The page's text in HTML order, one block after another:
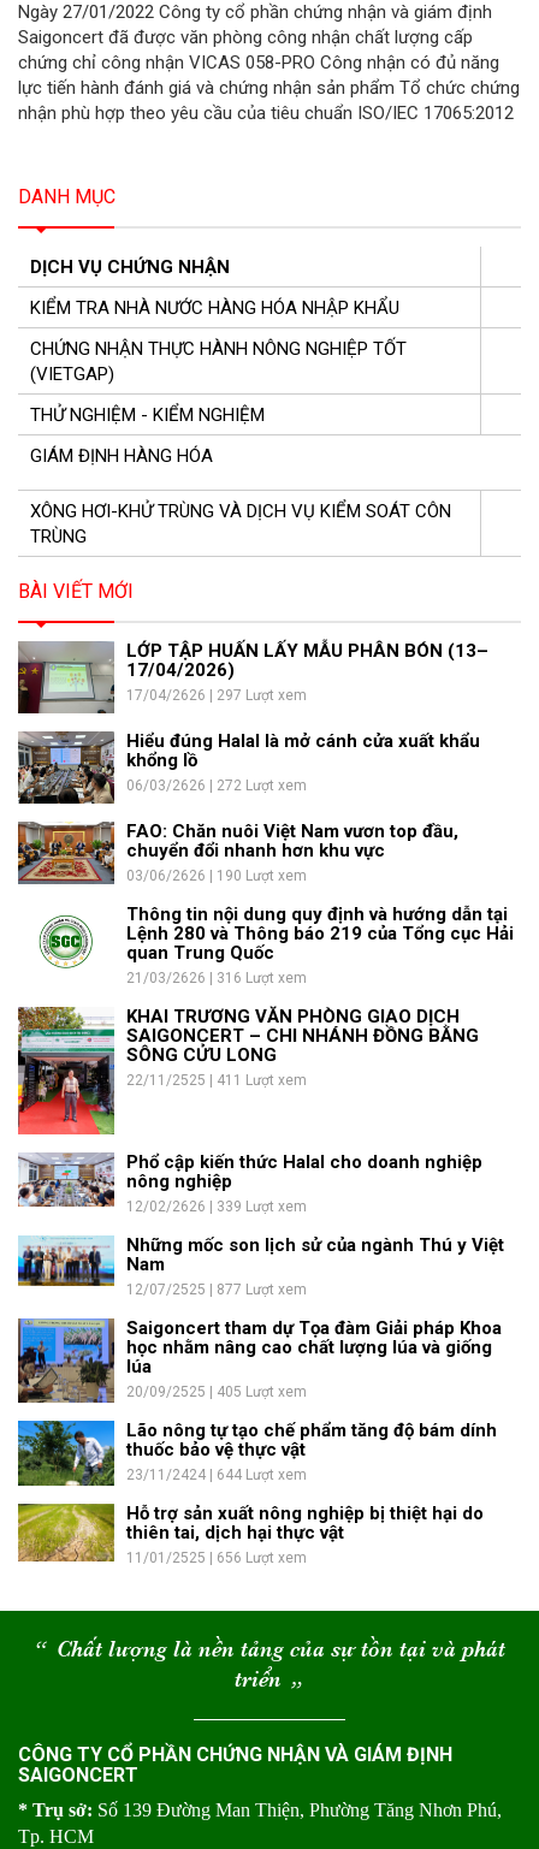
Ngày 27/01/2022 Công ty cổ phần chứng nhận và giám định
Saigoncert đã được văn phòng công nhận chất lượng cấp
chứng chỉ công nhận VICAS 058-PRO Công nhận có đủ năng
lực tiến hành đánh giá và chứng nhận sản phẩm Tổ chức chứng
nhận phù hợp theo yêu cầu của tiêu chuẩn ISO/IEC 17065:2012
DANH MỤC
DỊCH VỤ CHỨNG NHẬN
KIỂM TRA NHÀ NƯỚC HÀNG HÓA NHẬP KHẨU
CHỨNG NHẬN THỰC HÀNH NÔNG NGHIỆP TỐT
(VIETGAP)
THỬ NGHIỆM - KIỂM NGHIỆM
GIÁM ĐỊNH HÀNG HÓA
XÔNG HƠI-KHỬ TRÙNG VÀ DỊCH VỤ KIỂM SOÁT CÔN
TRÙNG
BÀI VIẾT MỚI
LỚP TẬP HUẤN LẤY MẪU PHÂN BÓN (13–
17/04/2026)
17/04/2626 | 297 Lượt xem
Hiểu đúng Halal là mở cánh cửa xuất khẩu
khổng lồ
06/03/2626 | 272 Lượt xem
FAO: Chăn nuôi Việt Nam vươn top đầu,
chuyển đổi nhanh hơn khu vực
03/06/2626 | 190 Lượt xem
Thông tin nội dung quy định và hướng dẫn tại
Lệnh 280 và Thông báo 219 của Tổng cục Hải
quan Trung Quốc
21/03/2626 | 316 Lượt xem
KHAI TRƯƠNG VĂN PHÒNG GIAO DỊCH
SAIGONCERT – CHI NHÁNH ĐỒNG BẰNG
SÔNG CỬU LONG
22/11/2525 | 411 Lượt xem
Phổ cập kiến thức Halal cho doanh nghiệp
nông nghiệp
12/02/2626 | 339 Lượt xem
Những mốc son lịch sử của ngành Thú y Việt
Nam
12/07/2525 | 877 Lượt xem
Saigoncert tham dự Tọa đàm Giải pháp Khoa
học nhằm nâng cao chất lượng lúa và giống
lúa
20/09/2525 | 405 Lượt xem
Lão nông tự tạo chế phẩm tăng độ bám dính
thuốc bảo vệ thực vật
23/11/2424 | 644 Lượt xem
Hỗ trợ sản xuất nông nghiệp bị thiệt hại do
thiên tai, dịch hại thực vật
11/01/2525 | 656 Lượt xem
“ Chất lượng là nền tảng của sự tồn tại và phát
triển “
CÔNG TY CỔ PHẦN CHỨNG NHẬN VÀ GIÁM ĐỊNH
SAIGONCERT
* Trụ sở: Số 139 Đường Man Thiện, Phường Tăng Nhơn Phú,
Tp. HCM